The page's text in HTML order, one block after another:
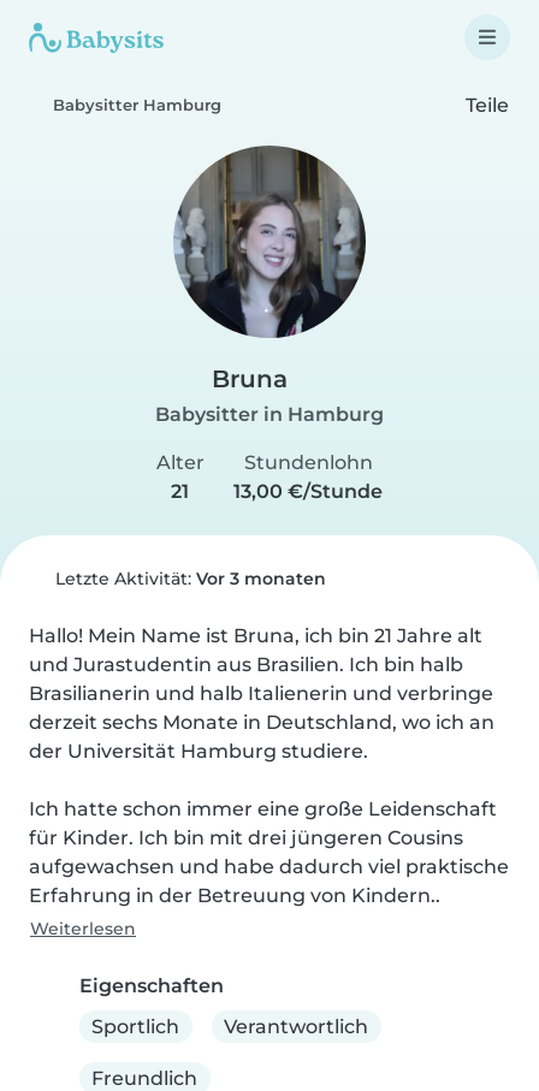
Babysitter Hamburg Teile
Bruna
Babysitter in Hamburg
Alter
21
Stundenlohn
13,00 €/Stunde
Letzte Aktivität: Vor 3 monaten
Hallo! Mein Name ist Bruna, ich bin 21 Jahre alt
und Jurastudentin aus Brasilien. Ich bin halb
Brasilianerin und halb Italienerin und verbringe
derzeit sechs Monate in Deutschland, wo ich an
der Universität Hamburg studiere.
Ich hatte schon immer eine große Leidenschaft
für Kinder. Ich bin mit drei jüngeren Cousins
aufgewachsen und habe dadurch viel praktische
Erfahrung in der Betreuung von Kindern..
Weiterlesen
Eigenschaften
Sportlich
Verantwortlich
Freundlich